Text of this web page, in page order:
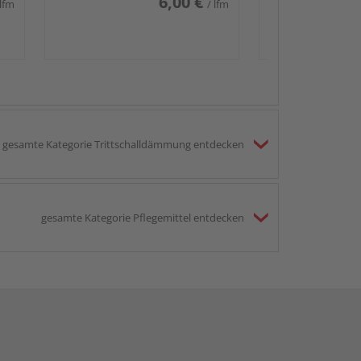
/ lfm
gesamte Kategorie Trittschalldämmung entdecken
gesamte Kategorie Pflegemittel entdecken